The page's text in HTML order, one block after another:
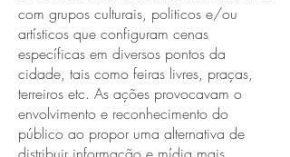
com grupos culturais, politicos e/ou
artísticos que configuram cenas
específicas em diversos pontos da
cidade, tais como feiras livres, praças,
terreiros etc. As ações provocavam o
envolvimento e reconhecimento do
público ao propor uma alternativa de